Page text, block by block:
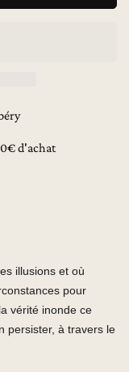
d'achat
illusions et où
pour
vérité inonde ce
persister, à travers le